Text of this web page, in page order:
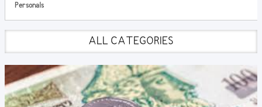
Personals
ALL CATEGORIES